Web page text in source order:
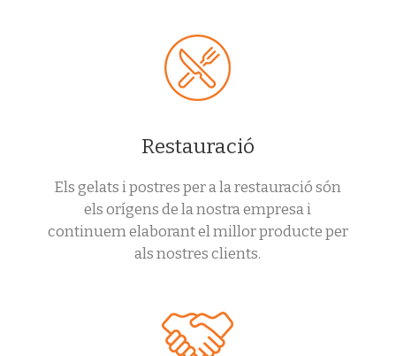
Restauració
Els gelats i postres per a la restauració són
els orígens de la nostra empresa i
continuem elaborant el millor producte per
als nostres clients.